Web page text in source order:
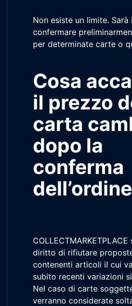
Non esiste un limite.
confermare
per determinate carte o
Cosa
il prezzo
carta
dopo la
conferma
diritto di rifiutare
contenenti articoli il cui
subito recenti variazioni
Nel caso di carte
verranno considerate